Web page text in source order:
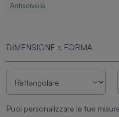
Antiscivolo
DIMENSIONE e FORMA
Puoi personalizzare le tue